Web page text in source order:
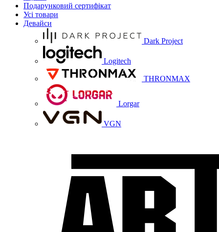
Подарунковий сертифікат
Усі товари
Девайси
Dark Project
Logitech
THRONMAX
Lorgar
VGN